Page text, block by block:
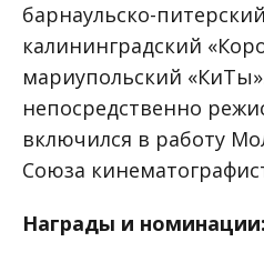
барнаульско-
калининградский
мариупольский
непосредственно
включился в работу
Союза
Награды и номинации: